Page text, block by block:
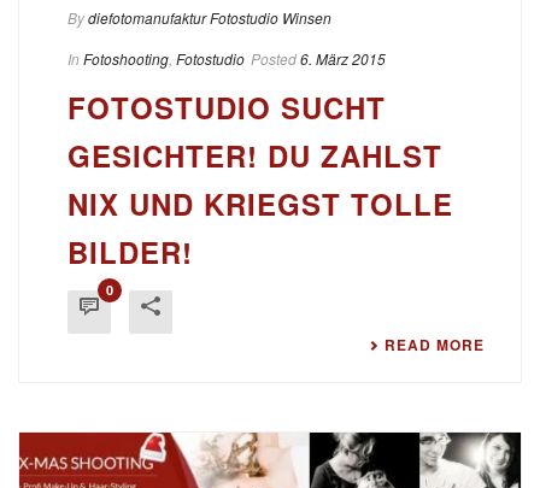
Bydiefotomanufaktur Fotostudio Winsen
In Fotoshooting Fotostudio Posted6. März 2015
FOTOSTUDIO SUCHT
GESICHTER! DU ZAHLST
NIX UND KRIEGST TOLLE
BILDER!
0
READ MORE